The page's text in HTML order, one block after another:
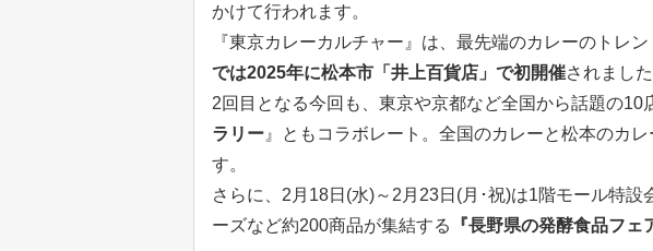
かけて行われます。
『東京カレーカルチャー』は、最先端のカレーのトレ
では2025年に松本市「井上百貨店」で初開催されました
2回目となる今回も、東京や京都など全国から話題の10
ラリー 』ともコラボレート。全国のカレーと松本のカ
す。
さらに、2月18日(水)～2月23日(月･祝)は1階モール特設
ーズなど約200商品が集結する
『長野県の発酵食品フェ